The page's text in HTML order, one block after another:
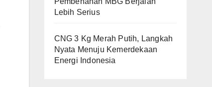
Lebih Serius
CNG 3 Kg Merah Putih, Langkah
Nyata Menuju Kemerdekaan
Energi Indonesia